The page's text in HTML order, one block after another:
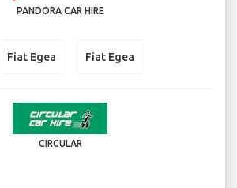
PANDORA CAR HIRE
Fiat Egea Fiat Egea
CIRCULAR